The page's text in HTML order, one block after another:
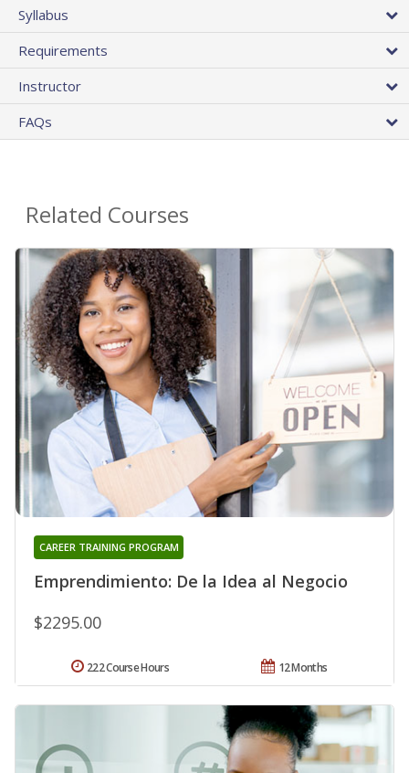
Syllabus
Requirements
Instructor
FAQs
Related Courses
Emprendimiento: De la Idea al Negocio
CAREER TRAINING PROGRAM
$2295.00
12 Months
222 Course Hours